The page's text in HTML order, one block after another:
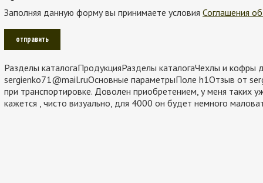
Заполняя данную форму вы принимаете условия Соглашения
Разделы каталогаПродукцияРазделы каталогаЧехлы и
sergienko71@mail.ruОсновные параметрыПоле h1Отзыв от
при транспортировке. Доволен приобретением, у меня таких
кажется , чисто визуально, для 4000 он будет немного